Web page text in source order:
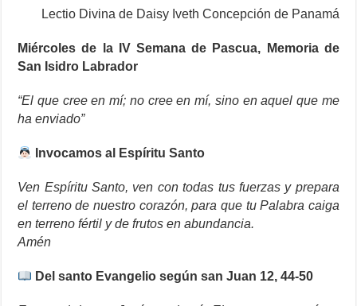
Lectio Divina de Daisy Iveth Concepción de Panamá
Miércoles de la IV Semana de Pascua, Memoria de
San Isidro Labrador
“El que cree en mí; no cree en mí, sino en aquel que me
ha enviado”
Invocamos al Espíritu Santo
Ven Espíritu Santo, ven con todas tus fuerzas y prepara
el terreno de nuestro corazón, para que tu Palabra caiga
en terreno fértil y de frutos en abundancia.
Amén
Del santo Evangelio según san Juan 12, 44-50